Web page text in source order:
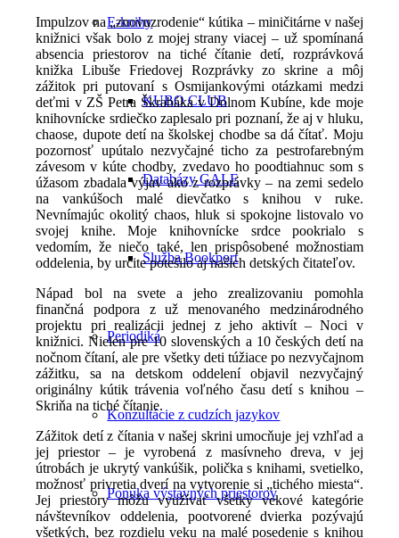
E-knihy
KUBO CLUB
Databázy GALE
Služba Bookport
Periodiká
Konzultácie z cudzích jazykov
Ponuka výstavných priestorov
Impulzov na „znovuzrodenie“ kútika – miničitárne v našej
knižnici však bolo z mojej strany viacej – už spomínaná
absencia priestorov na tiché čítanie detí, rozprávková
knižka Libuše Friedovej Rozprávky zo skrine a môj
zážitok pri putovaní s Osmijankovými otázkami medzi
deťmi v ZŠ Petra Škrabáka v Dolnom Kubíne, kde moje
knihovnícke srdiečko zaplesalo pri poznaní, že aj v hluku,
chaose, dupote detí na školskej chodbe sa dá čítať. Moju
pozornosť upútalo nezvyčajné ticho za pestrofarebným
závesom v kúte chodby, zvedavo ho poodtiahnuc som s
úžasom zbadala výjav ako z rozprávky – na zemi sedelo
na vankúšoch malé dievčatko s knihou v ruke.
Nevnímajúc okolitý chaos, hluk si spokojne listovalo vo
svojej knihe. Moje knihovnícke srdce pookrialo s
vedomím, že niečo také, len prispôsobené možnostiam
oddelenia, by určite potešilo aj našich detských čitateľov.
Nápad bol na svete a jeho zrealizovaniu pomohla
finančná podpora z už menovaného medzinárodného
projektu pri realizácii jednej z jeho aktivít – Noci v
knižnici. Nielen pre 10 slovenských a 10 českých detí na
nočnom čítaní, ale pre všetky deti túžiace po nezvyčajnom
zážitku, sa na detskom oddelení objavil nezvyčajný
originálny kútik trávenia voľného času detí s knihou –
Skriňa na tiché čítanie.
Zážitok detí z čítania v našej skrini umocňuje jej vzhľad a
jej priestor – je vyrobená z masívneho dreva, v jej
útrobách je ukrytý vankúšik, polička s knihami, svetielko,
možnosť privretia dverí na vytvorenie si „tichého miesta“.
Jej priestory môžu využívať všetky vekové kategórie
návštevníkov oddelenia, pootvorené dvierka pozývajú
všetkých, bez rozdielu veku na malé posedenie s knihou